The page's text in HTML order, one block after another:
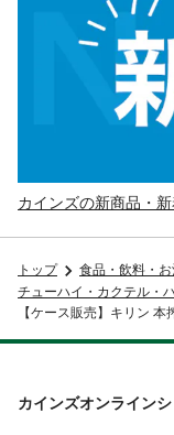
カインズの新商品・
トップ 食品・飲料・
チューハイ・カクテル・
【ケース販売】キリン
カインズオンライン